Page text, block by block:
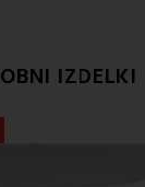
IZDELKI